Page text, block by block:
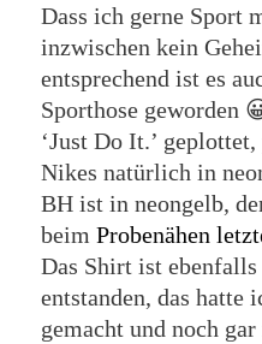
Dass ich gerne Sport
inzwischen kein
entsprechend ist es
Sporthose geworden
‘Just Do It.’
Nikes natürlich in
BH ist in neongelb,
beim Probenähen
Das Shirt ist
entstanden, das hatte
gemacht und noch